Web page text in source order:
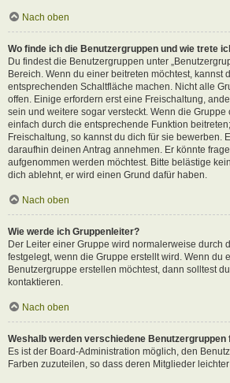
Nach oben
Wo finde ich die Benutzergruppen und wie trete
Du findest die Benutzergruppen unter
Bereich. Wenn du einer beitreten möchtest, kannst
entsprechenden Schaltfläche machen. Nicht alle
offen. Einige erfordern erst eine Freischaltung,
sein und weitere sogar versteckt. Wenn die Gruppe
einfach durch die entsprechende Funktion
Freischaltung, so kannst du dich für sie bewerben.
daraufhin deinen Antrag annehmen. Er könnte
aufgenommen werden möchtest. Bitte belästige
dich ablehnt, er wird einen Grund dafür haben.
Nach oben
Wie werde ich Gruppenleiter?
Der Leiter einer Gruppe wird normalerweise durch
festgelegt, wenn die Gruppe erstellt wird. Wenn du
Benutzergruppe erstellen möchtest, dann solltest
kontaktieren.
Nach oben
Weshalb werden verschiedene
Es ist der Board-Administration möglich, den
Farben zuzuteilen, so dass deren Mitglieder